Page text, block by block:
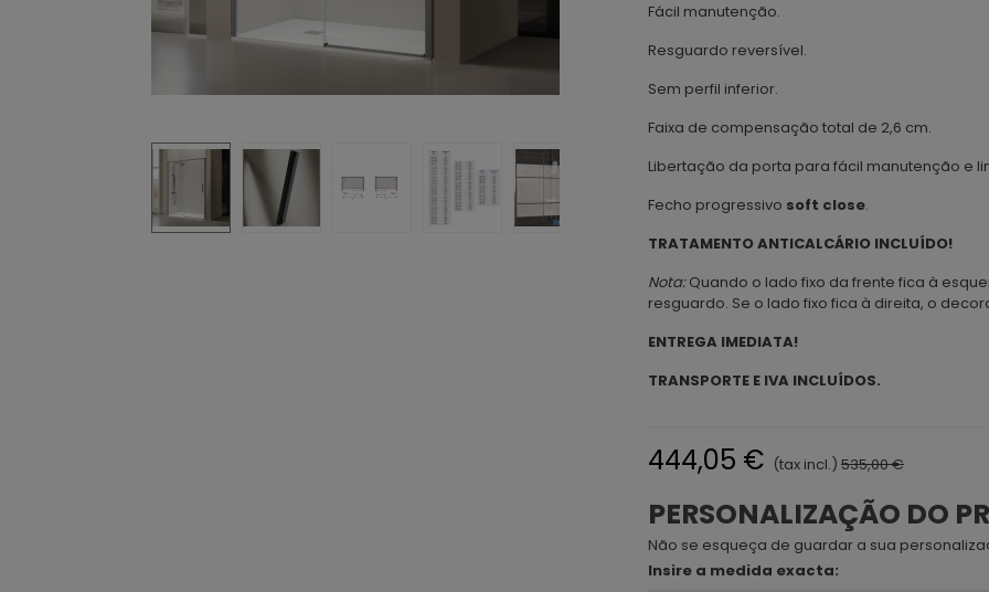
Fácil manutenção.
Resguardo reversível.
Sem perfil inferior.
Faixa de compensação total de 2,6 cm.
Libertação da porta para fácil manutenção e
Fecho progressivo soft close.
TRATAMENTO ANTICALCÁRIO INCLUÍDO!
Nota:Quando o lado fixo da frente fica à
resguardo. Se o lado fixo fica à direita, o
ENTREGA IMEDIATA!
TRANSPORTE E IVA INCLUÍDOS.
444,05 € (tax incl.) 535,00 €
PERSONALIZAÇÃO DO
Não se esqueça de guardar a sua
Insire a medida exacta: